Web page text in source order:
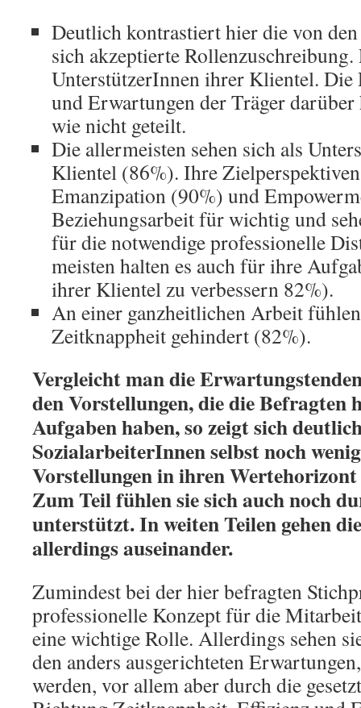
Deutlich kontrastiert hier die von
sich akzeptierte Rollenzuschreibung.
UnterstützerInnen ihrer Klientel. Die
und Erwartungen der Träger
wie nicht geteilt.
Die allermeisten sehen sich als
Klientel (86%). Ihre
Emanzipation (90%) und
Beziehungsarbeit für wichtig und
für die notwendige professionelle
meisten halten es auch für ihre
ihrer Klientel zu verbessern 82%).
An einer ganzheitlichen Arbeit
Zeitknappheit gehindert (82%).
Vergleicht man die
den Vorstellungen, die die
Aufgaben haben, so zeigt sich
SozialarbeiterInnen selbst noch
Vorstellungen in ihren
Zum Teil fühlen sie sich auch noch
unterstützt. In weiten Teilen gehen
allerdings auseinander.
Zumindest bei der hier befragten
professionelle Konzept für die
eine wichtige Rolle. Allerdings sehen
den anders ausgerichteten
werden, vor allem aber durch die